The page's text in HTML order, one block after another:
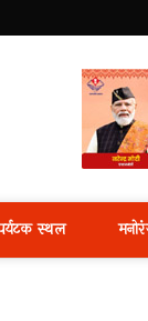
News
स्थल